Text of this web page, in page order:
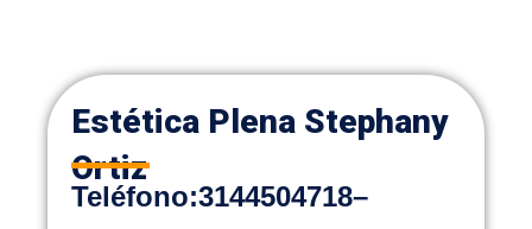
Estética Plena Stephany
Ortiz
Teléfono:3144504718–